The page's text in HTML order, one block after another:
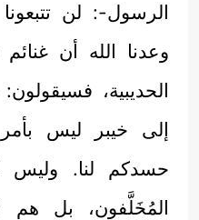
الرسول-: لن
وعدنا الله أن
الحديبية،
إلى خيبر ليس
حسدكم لنا. وليس
المُخَلَّفون، بل هم